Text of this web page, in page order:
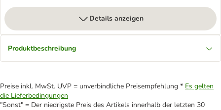
Details anzeigen
Produktbeschreibung
Preise inkl. MwSt. UVP = unverbindliche Preisempfehlung * Es gelten
die Lieferbedingungen
"Sonst" = Der niedrigste Preis des Artikels innerhalb der letzten 30